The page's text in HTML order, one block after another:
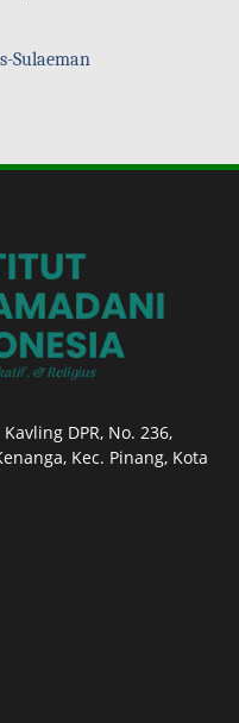
Sulaeman
DPR, No. 236,
Kec. Pinang, Kota